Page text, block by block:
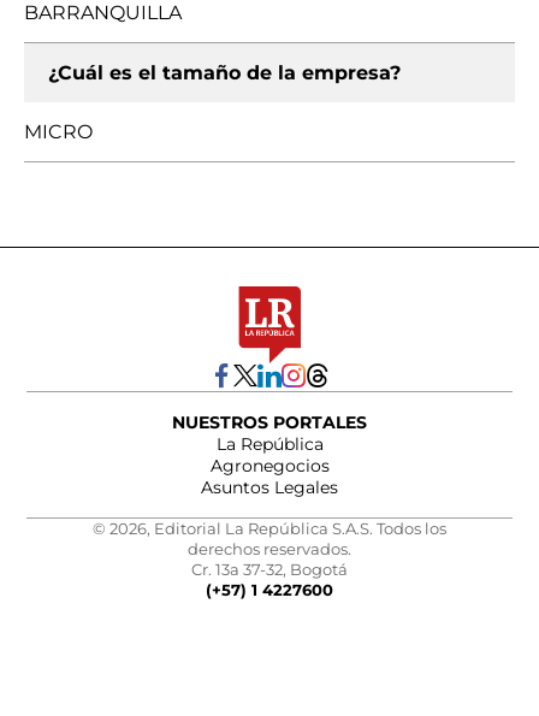
BARRANQUILLA
¿Cuál es el tamaño de la empresa?
MICRO
NUESTROS PORTALES
La República
Agronegocios
Asuntos Legales
© 2026, Editorial La República S.A.S. Todos los
derechos reservados.
Cr. 13a 37-32, Bogotá
(+57) 1 4227600